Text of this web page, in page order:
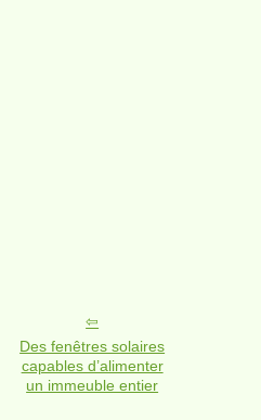
Des fenêtres solaires
capables d’alimenter
un immeuble entier